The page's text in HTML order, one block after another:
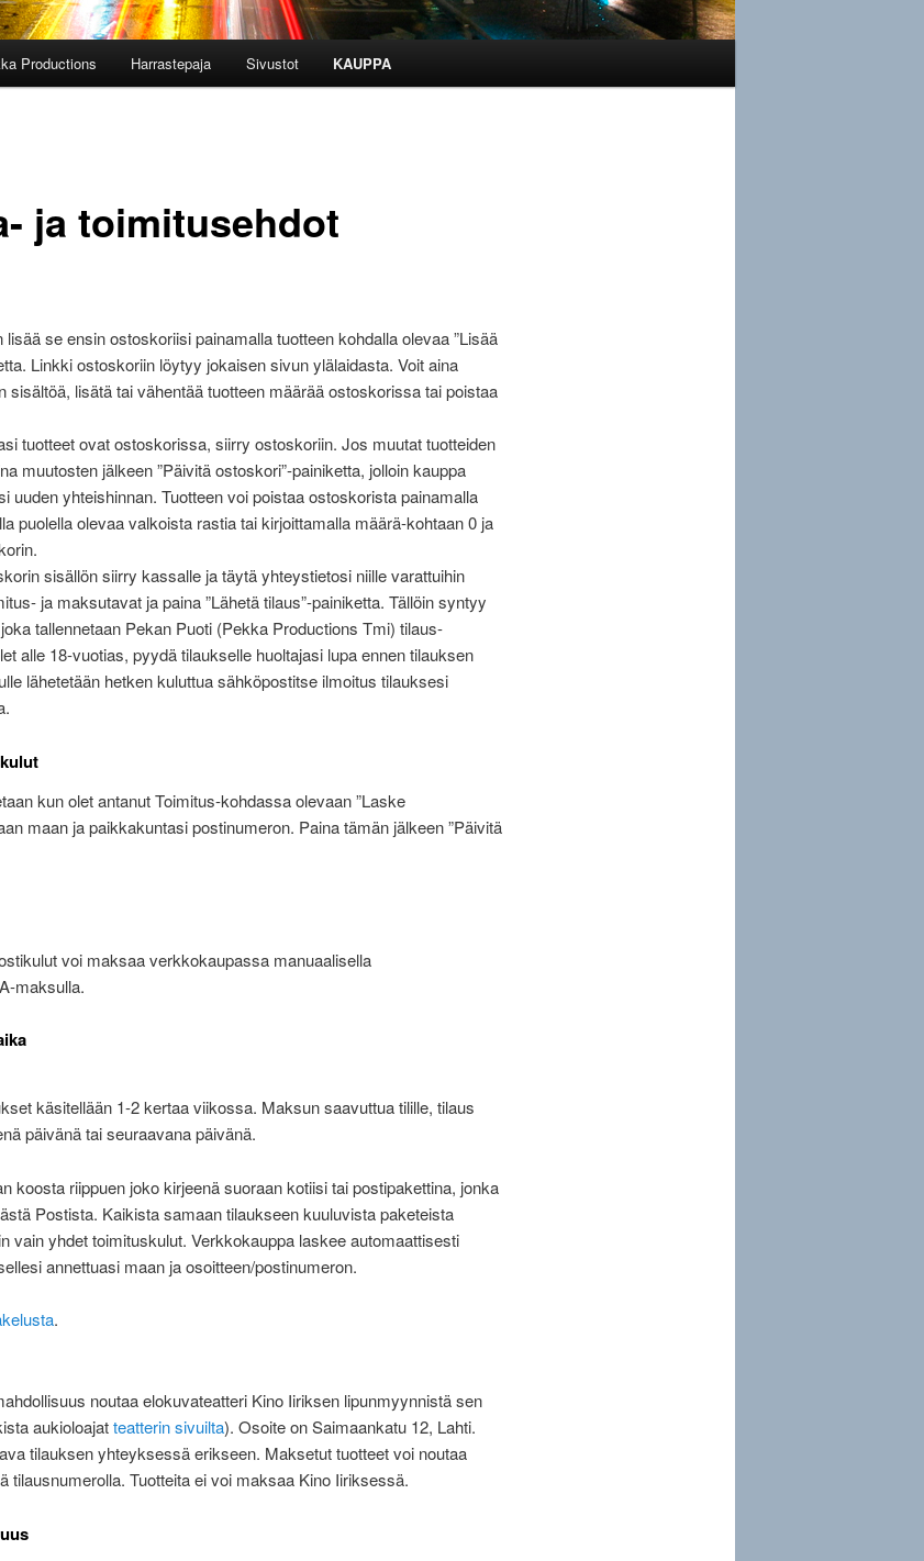
Productions Harrastepaja Sivustot KAUPPA
ja toimitusehdot
se ensin ostoskoriisi painamalla tuotteen kohdalla olevaa ”Lisää
Linkki ostoskoriin löytyy jokaisen sivun ylälaidasta. Voit aina
sisältöä, lisätä tai vähentää tuotteen määrää ostoskorissa tai poistaa
tuotteet ovat ostoskorissa, siirry ostoskoriin. Jos muutat tuotteiden
muutosten jälkeen ”Päivitä ostoskori”-painiketta, jolloin kauppa
uuden yhteishinnan. Tuotteen voi poistaa ostoskorista painamalla
puolella olevaa valkoista rastia tai kirjoittamalla määrä-kohtaan 0 ja
sisällön siirry kassalle ja täytä yhteystietosi niille varattuihin
ja maksutavat ja paina ”Lähetä tilaus”-painiketta. Tällöin syntyy
tallennetaan Pekan Puoti (Pekka Productions Tmi) tilaus-
alle 18-vuotias, pyydä tilaukselle huoltajasi lupa ennen tilauksen
lähetetään hetken kuluttua sähköpostitse ilmoitus tilauksesi
kun olet antanut Toimitus-kohdassa olevaan ”Laske
maan ja paikkakuntasi postinumeron. Paina tämän jälkeen ”Päivitä
voi maksaa verkkokaupassa manuaalisella
maksulla.
käsitellään 1-2 kertaa viikossa. Maksun saavuttua tilille, tilaus
päivänä tai seuraavana päivänä.
koosta riippuen joko kirjeenä suoraan kotiisi tai postipakettina, jonka
Postista. Kaikista samaan tilaukseen kuuluvista paketeista
vain yhdet toimituskulut. Verkkokauppa laskee automaattisesti
annettuasi maan ja osoitteen/postinumeron.
.
noutaa elokuvateatteri Kino Iiriksen lipunmyynnistä sen
aukioloajatteatterin sivuilta). Osoite on Saimaankatu 12, Lahti.
tilauksen yhteyksessä erikseen. Maksetut tuotteet voi noutaa
tilausnumerolla. Tuotteita ei voi maksaa Kino Iiriksessä.